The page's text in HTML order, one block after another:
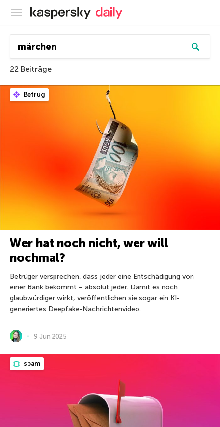
Offizieller Blog von Kaspersky
22 Beiträge
Betrug
Wer hat noch nicht, wer will
nochmal?
Betrüger versprechen, dass jeder eine Entschädigung von
einer Bank bekommt – absolut jeder. Damit es noch
glaubwürdiger wirkt, veröffentlichen sie sogar ein KI-
generiertes Deepfake-Nachrichtenvideo.
9 Jun 2025
spam